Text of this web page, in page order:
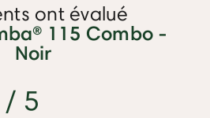
ont évalué
115 Combo -
Noir
/ 5